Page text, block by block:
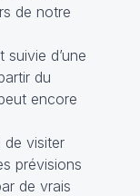
de notre
d’une
du
encore
de visiter
prévisions
de vrais